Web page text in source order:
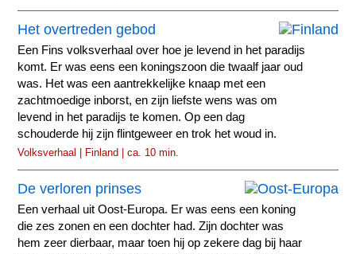
Het overtreden gebod
Een Fins volksverhaal over hoe je levend in het paradijs
komt. Er was eens een koningszoon die twaalf jaar oud
was. Het was een aantrekkelijke knaap met een
zachtmoedige inborst, en zijn liefste wens was om
levend in het paradijs te komen. Op een dag
schouderde hij zijn flintgeweer en trok het woud in.
Volksverhaal | Finland | ca. 10 min.
De verloren prinses
Een verhaal uit Oost-Europa. Er was eens een koning
die zes zonen en een dochter had. Zijn dochter was
hem zeer dierbaar, maar toen hij op zekere dag bij haar